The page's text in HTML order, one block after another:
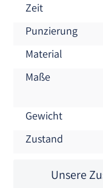
Zeit
Punzierung
Material
Maße
Gewicht
Zustand
Unsere